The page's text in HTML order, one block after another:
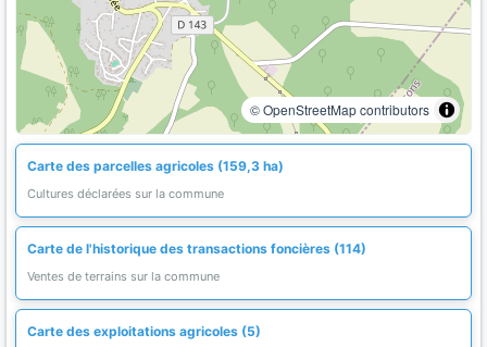
© OpenStreetMap contributors
Carte des parcelles agricoles (159,3 ha)
Cultures déclarées sur la commune
Carte de l'historique des transactions foncières (114)
Ventes de terrains sur la commune
Carte des exploitations agricoles (5)